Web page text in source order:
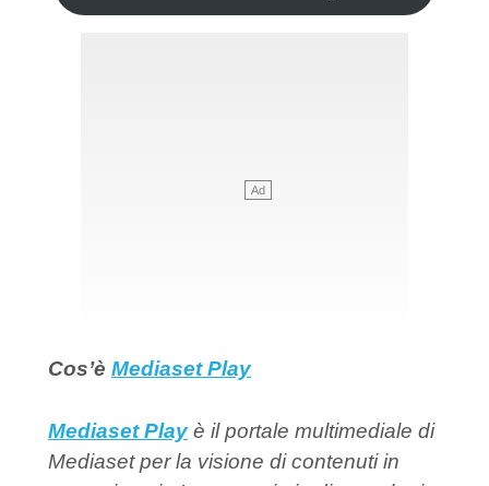
Cos’è Mediaset Play
Mediaset Play è il portale multimediale di
Mediaset per la visione di contenuti in